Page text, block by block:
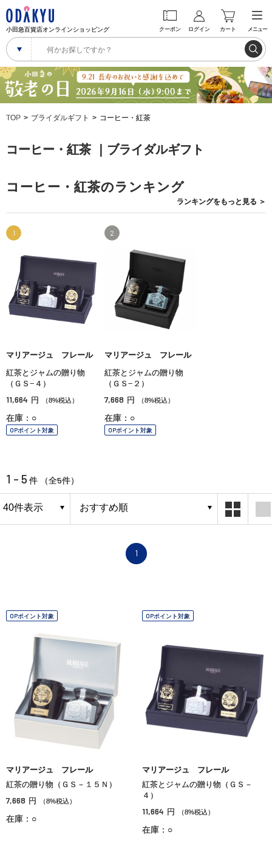
小田急百貨店オンラインショッピング クーポン ログイン カート メニュー
TOP ブライダルギフト コーヒー・紅茶
コーヒー・紅茶 ｜ブライダルギフト
コーヒー・紅茶のランキング
ランキングをもっと見る ＞
1
マリアージュ フレール
紅茶とジャムの贈り物
（ＧＳ−４）
11,664 円 （8%税込）
在庫：○
OPポイント対象
2
マリアージュ フレール
紅茶とジャムの贈り物
（ＧＳ−２）
7,668 円 （8%税込）
在庫：○
OPポイント対象
1 - 5 件 （全5件）
1
OPポイント対象
マリアージュ フレール
紅茶の贈り物（ＧＳ－１５Ｎ）
7,668 円 （8%税込）
在庫：○
OPポイント対象
マリアージュ フレール
紅茶とジャムの贈り物（ＧＳ－
４）
11,664 円 （8%税込）
在庫：○